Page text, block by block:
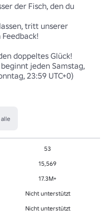
der Fisch, den du
tritt unserer
doppeltes Glück!
jeden Samstag,
23:59 UTC+0)
53
15,569
17.3M+
Nicht unterstützt
Nicht unterstützt